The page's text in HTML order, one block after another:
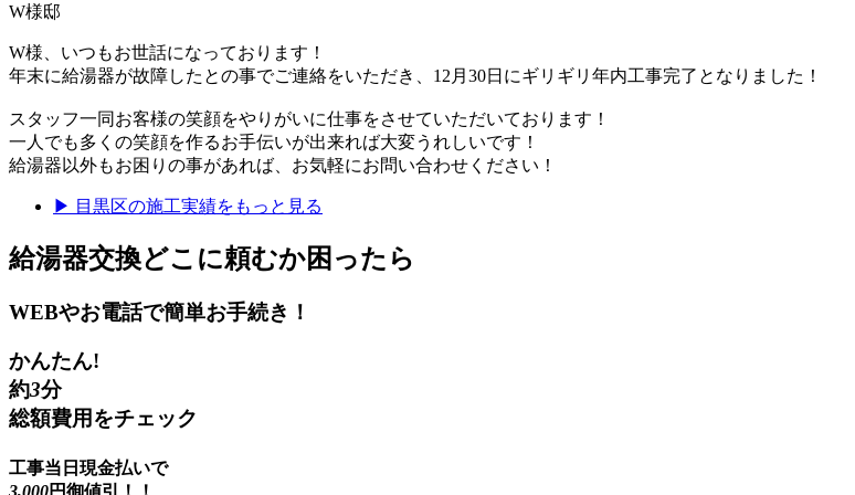
W様邸
W様、いつもお世話になっております！
年末に給湯器が故障したとの事でご連絡をいただき、12月30日にギリギリ年内工事完了となりました！
スタッフ一同お客様の笑顔をやりがいに仕事をさせていただいております！
一人でも多くの笑顔を作るお手伝いが出来れば大変うれしいです！
給湯器以外もお困りの事があれば、お気軽にお問い合わせください！
▶ 目黒区の施工実績をもっと見る
給湯器交換どこに頼むか困ったら
WEBやお電話で簡単お手続き！
かんたん!
約3分
総額費用をチェック
工事当日現金払いで
3,000円御値引！！